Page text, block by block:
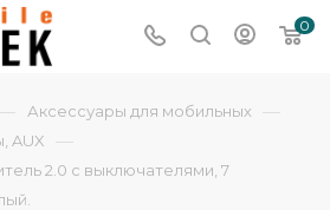
0
Аксессуары для мобильных —
AUX —
2.0 с выключателями, 7